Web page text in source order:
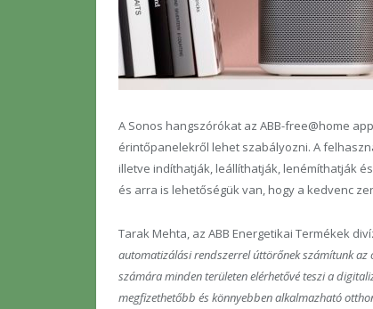
A Sonos hangszórókat az ABB-free@home
érintőpanelekről lehet szabályozni. A
illetve indíthatják, leállíthatják, lenémíthatják
és arra is lehetőségük van, hogy a kedvenc
Tarak Mehta, az ABB Energetikai Termékek
automatizálási rendszerrel úttörőnek számítunk az
számára minden területen elérhetővé teszi a
megfizethetőbb és könnyebben alkalmazható